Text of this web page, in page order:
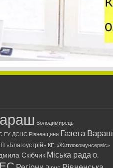
Володимирець
ГУ ДСНС Рівненщини Газета Вараш
«Благоустрій» КП «Житлокомунсервіс»
Скібчик Міська рада О.